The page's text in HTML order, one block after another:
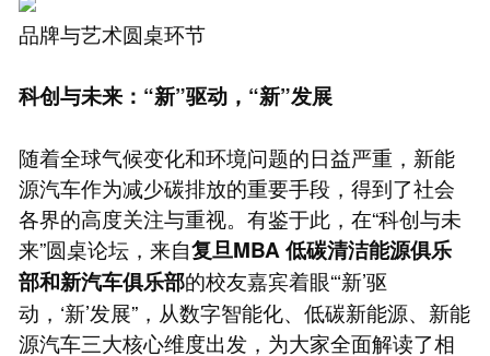
品牌与艺术圆桌环节
科创与未来：“新”驱动，“新”发展
随着全球气候变化和环境问题的日益严重，新能
源汽车作为减少碳排放的重要手段，得到了社会
各界的高度关注与重视。有鉴于此，在“科创与未
来”圆桌论坛，来自复旦MBA低碳清洁能源俱乐
部和新汽车俱乐部的校友嘉宾着眼“‘新’驱
动，‘新’发展”，从数字智能化、低碳新能源、新能
源汽车三大核心维度出发，为大家全面解读了相